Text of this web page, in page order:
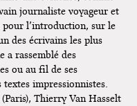
journaliste voyageur et
pour l’introduction, sur le
des écrivains les plus
a rassemblé des
ou au fil de ses
impressionnistes.
Thierry Van Hasselt